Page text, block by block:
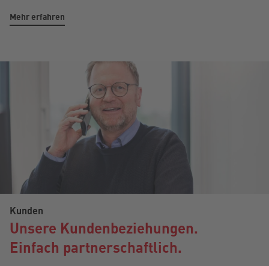
Mehr erfahren
Kunden
Unsere Kundenbeziehungen.
Einfach partnerschaftlich.